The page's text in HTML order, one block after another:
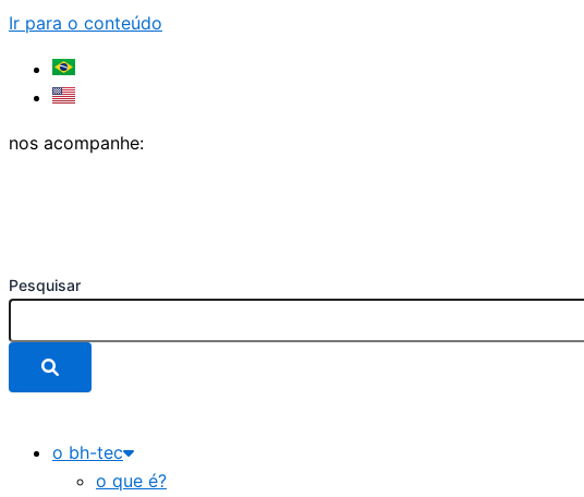
Ir para o conteúdo
nos acompanhe:
Pesquisar
o bh-tec
o que é?